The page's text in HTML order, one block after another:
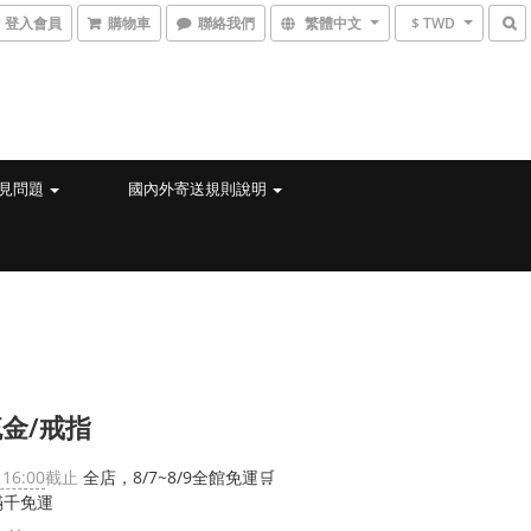
登入會員 購物車 聯絡我們 繁體中文 $ TWD
問題 國內外寄送規則說明
/戒指
截止 全店，8/7~8/9全館免運🛒
免運